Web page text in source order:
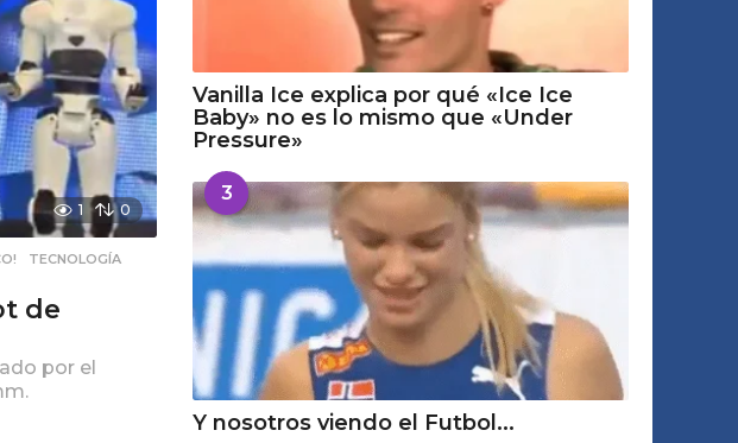
1 0
,TECNOLOGÍA
de
por el
Vanilla Ice explica por qué «Ice Ice
Baby» no es lo mismo que «Under
Pressure»
3
Y nosotros viendo el Futbol...